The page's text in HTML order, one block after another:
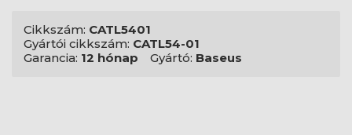
Cikkszám: CATL5401
Gyártói cikkszám: CATL54-01
Garancia: 12 hónap Gyártó: Baseus